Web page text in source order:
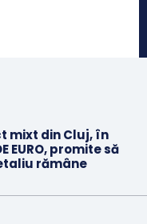
mixt din Cluj, în
EURO, promite să
rămâne